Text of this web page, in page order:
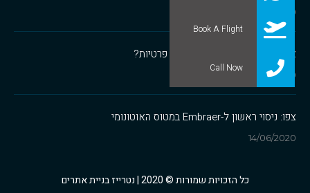
1/07/2020
איך לבחור חברת תעופה לטיסות פרטיות?
1/07/2020
צפו: ניסוי ראשון ל-Embraer במטוס האוטונומי
14/06/2020
כל הזכויות שמורות © 2020 | נטרייז בניית אתרים
Call Now
Book A Flight